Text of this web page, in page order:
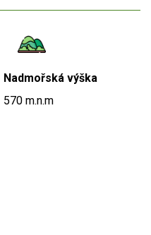
Nadmořská výška
570 m.n.m